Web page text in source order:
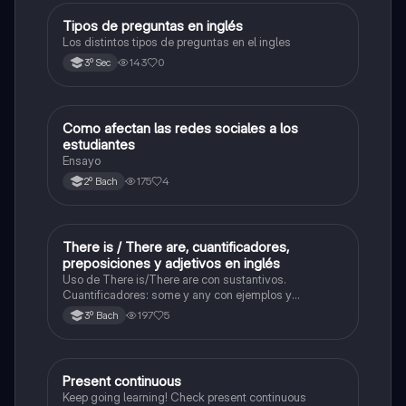
Inglés
Tipos de preguntas en inglés
Los distintos tipos de preguntas en el ingles
3º Sec 143 0
Taller de lectura y redacción
Como afectan las redes sociales a los
estudiantes
Ensayo
2º Bach 175 4
Inglés
There is / There are, cuantificadores,
preposiciones y adjetivos en inglés
Uso de There is/There are con sustantivos.
Cuantificadores: some y any con ejemplos y
particularidades. Adjetivos: posición en la oración y
ejemplos reales. Preposiciones de tiempo y lugar (in,
3º Bach 197 5
Inglés
Present continuous
Keep going learning! Check present continuous